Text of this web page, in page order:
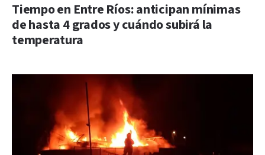
Tiempo en Entre Ríos: anticipan mínimas
de hasta 4 grados y cuándo subirá la
temperatura